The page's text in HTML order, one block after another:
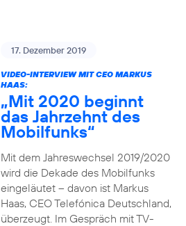
17. Dezember 2019
VIDEO-INTERVIEW MIT CEO MARKUS
HAAS:
„Mit 2020 beginnt
das Jahrzehnt des
Mobilfunks“
Mit dem Jahreswechsel 2019/2020
wird die Dekade des Mobilfunks
eingeläutet – davon ist Markus
Haas, CEO Telefónica Deutschland,
überzeugt. Im Gespräch mit TV-